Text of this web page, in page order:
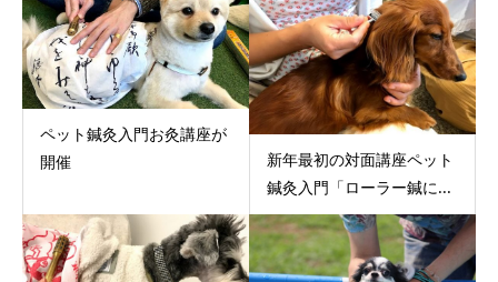
ペット鍼灸入門お灸講座が
開催
新年最初の対面講座ペット
鍼灸入門「ローラー鍼に...